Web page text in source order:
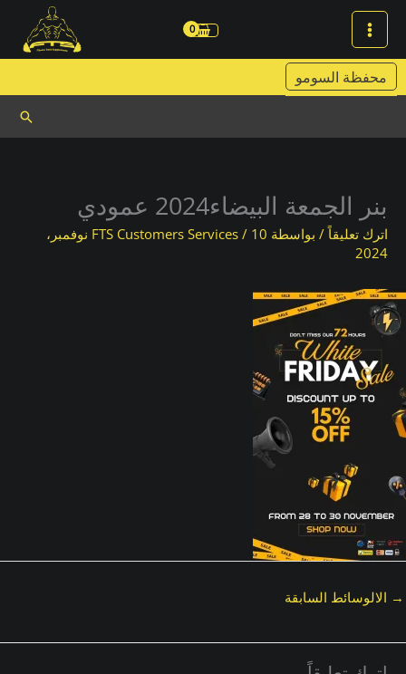
تخطي
المحتوى
محفظة السومو
بنر الجمعة البيضاء2024 عمودي
اترك تعليقاً / بواسطة FTS Customers Services /
10 نوفمبر،
2024
→ الالوسائط السابقة